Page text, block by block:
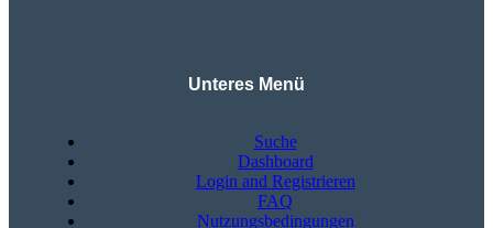
Unteres Menü
Suche
Dashboard
Login and Registrieren
FAQ
Nutzungsbedingungen